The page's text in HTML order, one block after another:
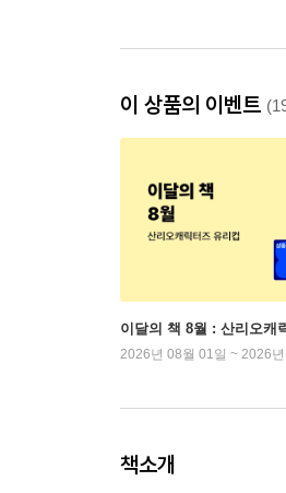
이 상품의 이벤트
이달의 책 8월 : 산리오캐
2026년 08월 01일 ~ 2026년
책소개